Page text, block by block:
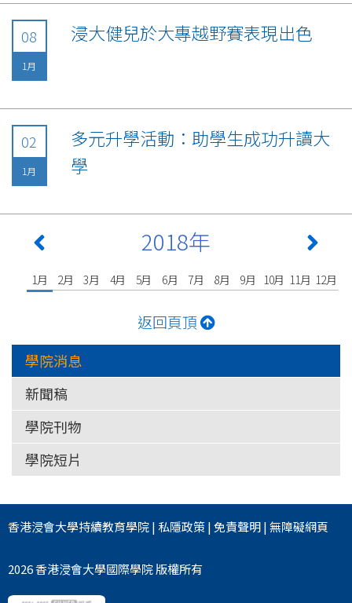
08
1月
浸大健兒於大專越野賽表現出色
02
1月
多元升學活動：助學生成功升讀大
學
2018年
1月 2月 3月 4月 5月 6月 7月 8月 9月 10月 11月 12月
返回頁頂
學院消息
新聞稿
學院刊物
學院短片
香港浸會大學持續教育學院| 私隱政策|免責聲明|無障礙網頁
2026 香港浸會大學國際學院 版權所有